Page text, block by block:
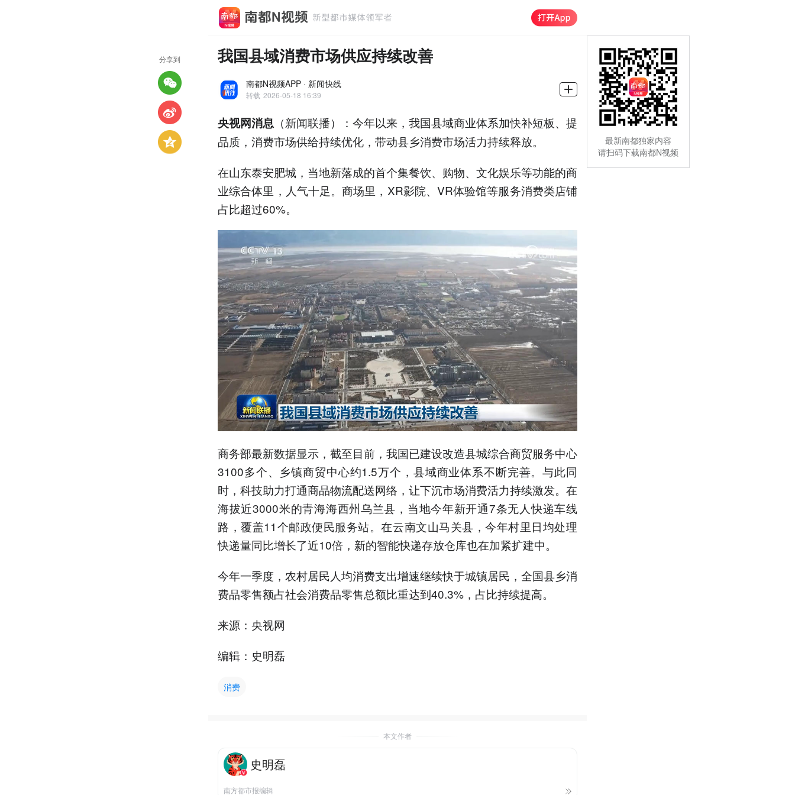
我国县域消费市场供应持续改善
南都N视频APP · 新闻快线
转载 2026-05-18 16:39
央视网消息 （新闻联播）：今年以来，我国县域商业体系加快补短板、提
品质，消费市场供给持续优化，带动县乡消费市场活力持续释放。
在山东泰安肥城，当地新落成的首个集餐饮、购物、文化娱乐等功能的商
业综合体里，人气十足。商场里，XR影院、VR体验馆等服务消费类店铺
占比超过60%。
商务部最新数据显示，截至目前，我国已建设改造县城综合商贸服务中心
3100多个、乡镇商贸中心约1.5万个，县域商业体系不断完善。与此同
时，科技助力打通商品物流配送网络，让下沉市场消费活力持续激发。在
海拔近3000米的青海海西州乌兰县，当地今年新开通7条无人快递车线
路，覆盖11个邮政便民服务站。在云南文山马关县，今年村里日均处理
快递量同比增长了近10倍，新的智能快递存放仓库也在加紧扩建中。
今年一季度，农村居民人均消费支出增速继续快于城镇居民，全国县乡消
费品零售额占社会消费品零售总额比重达到40.3%，占比持续提高。
来源：央视网
编辑：史明磊
消费
本文作者
史明磊
南方都市报编辑
分享到
最新南都独家内容
请扫码下载南都N视频